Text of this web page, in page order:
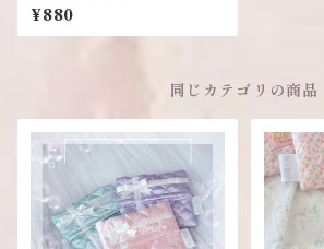
¥880
同じカテゴリの商品